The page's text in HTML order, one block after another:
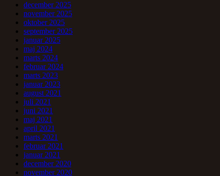
december 2025
november 2025
oktober 2025
september 2025
januar 2025
maj 2024
marts 2024
februar 2024
marts 2023
januar 2023
august 2021
juli 2021
juni 2021
maj 2021
april 2021
marts 2021
februar 2021
januar 2021
december 2020
november 2020